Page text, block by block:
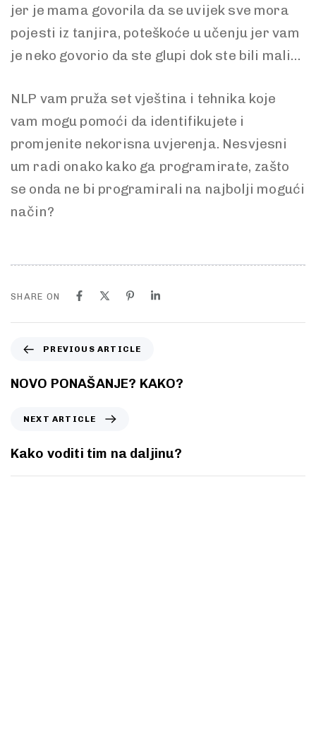
jer je mama govorila da se uvijek sve mora
pojesti iz tanjira, poteškoće u učenju jer vam
je neko govorio da ste glupi dok ste bili mali…
NLP vam pruža set vještina i tehnika koje
vam mogu pomoći da identifikujete i
promjenite nekorisna uvjerenja. Nesvjesni
um radi onako kako ga programirate, zašto
se onda ne bi programirali na najbolji mogući
način?
SHARE ON
PREVIOUS ARTICLE
NOVO PONAŠANJE? KAKO?
NEXT ARTICLE
Kako voditi tim na daljinu?